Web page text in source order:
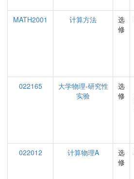
MATH2001
计算方法
选
修
022165
大学物理-研究性
实验
选
修
022012
计算物理A
选
修